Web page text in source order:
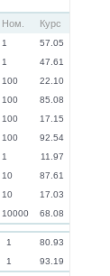
Ном. Курс
1
57.05
1
47.61
100
22.10
100
85.08
100
17.15
100
92.54
1
11.97
10
87.61
10
17.03
10000 68.08
1
80.93
1 93.19